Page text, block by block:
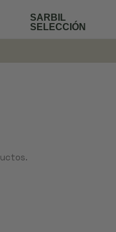
SARBIL
SELECCIÓN